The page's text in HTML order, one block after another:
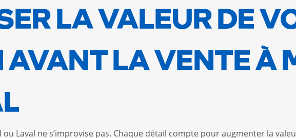
LA VALEUR DE
LA VENTE À
Laval ne s’improvise pas. Chaque détail compte pour augmenter la